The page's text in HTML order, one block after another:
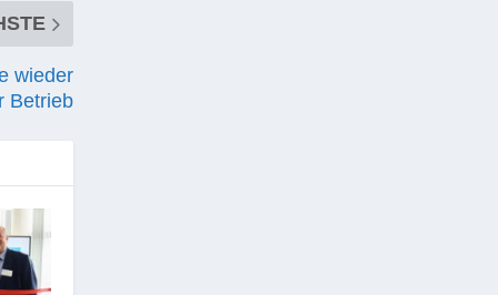
wieder
Betrieb